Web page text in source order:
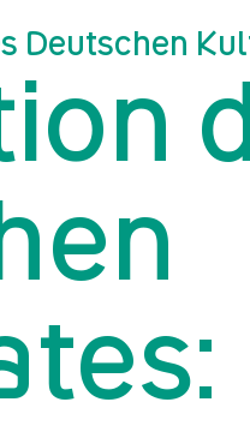
Deutschen